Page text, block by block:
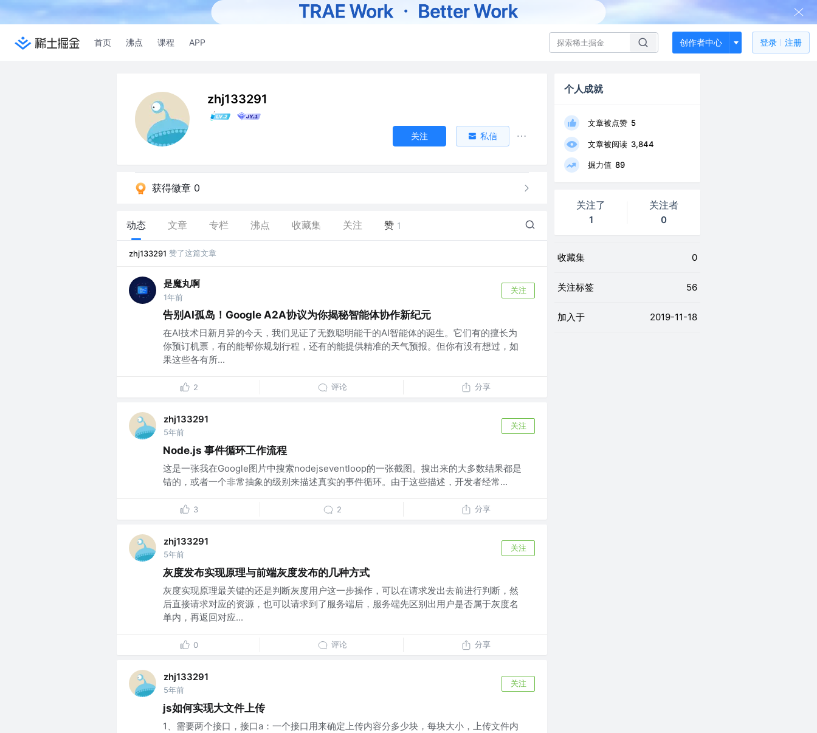
首页 沸点 课程 APP 创作者中心 登录 注册
zhj133291
关注 私信
获得徽章 0
动态 文章 专栏 沸点 收藏集 关注 赞 1
zhj133291 赞了这篇文章
是魔丸啊
1年前
关注
告别AI孤岛！Google A2A协议为你揭秘智能体协作新纪元
在AI技术日新月异的今天，我们见证了无数聪明能干的AI智能体的诞生。它们有的擅长为
你预订机票，有的能帮你规划行程，还有的能提供精准的天气预报。但你有没有想过，如
果这些各有所...
2 评论 分享
zhj133291
5年前
关注
Node.js 事件循环工作流程
这是一张我在Google图片中搜索nodejseventloop的一张截图。搜出来的大多数结果都是
错的，或者一个非常抽象的级别来描述真实的事件循环。由于这些描述，开发者经常...
3 2 分享
zhj133291
5年前
关注
灰度发布实现原理与前端灰度发布的几种方式
灰度实现原理最关键的还是判断灰度用户这一步操作，可以在请求发出去前进行判断，然
后直接请求对应的资源，也可以请求到了服务端后，服务端先区别出用户是否属于灰度名
单内，再返回对应...
0 评论 分享
zhj133291
5年前
关注
js如何实现大文件上传
1、需要两个接口，接口a：一个接口用来确定上传内容分多少块，每块大小，上传文件内
个人成就
文章被点赞 5
文章被阅读 3,844
掘力值 89
关注了
1
关注者
0
收藏集 0
关注标签 56
加入于 2019-11-18